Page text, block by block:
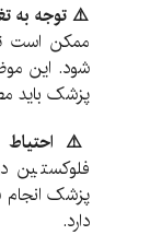
⚠️ توجه به
ممکن است
شود. این
پزشک باید
⚠️ احتیاط
فلوکستین
پزشک انجام
دارد.